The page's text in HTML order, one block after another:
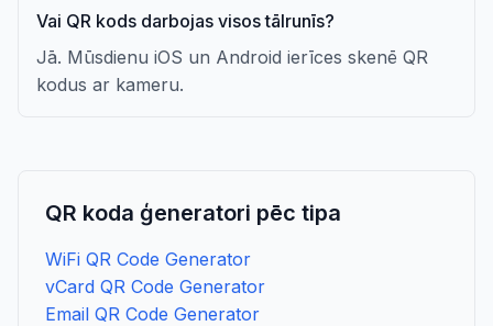
Vai QR kods darbojas visos tālrunīs?
Jā. Mūsdienu iOS un Android ierīces skenē QR
kodus ar kameru.
QR koda ģeneratori pēc tipa
WiFi QR Code Generator
vCard QR Code Generator
Email QR Code Generator